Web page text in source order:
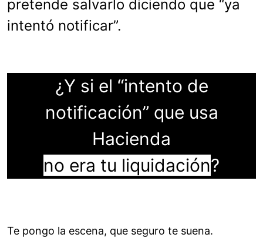
pretende salvarlo diciendo que “ya
intentó notificar”.
¿Y si el “intento de
notificación” que usa
Hacienda
no era tu liquidación?
Te pongo la escena, que seguro te suena.